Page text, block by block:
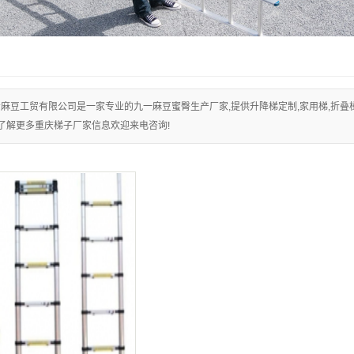
梯
梯
豆工贸有限公司是一家专业的九一麻豆蜜臀生产厂家,提供升降梯定制,家用梯,折
解更多重庆梯子厂家信息欢迎来电咨询!